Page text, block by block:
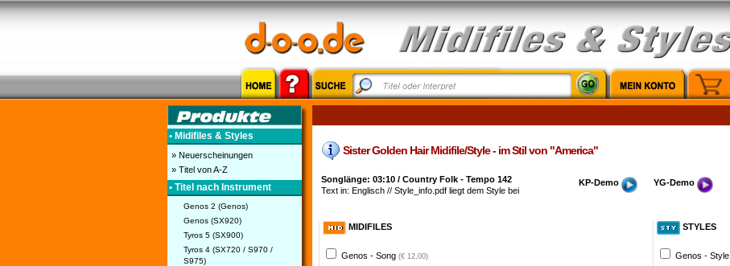
• Midifiles & Styles
» Neuerscheinungen
» Titel von A-Z
• Titel nach Instrument
Genos 2 (Genos)
Genos (SX920)
Tyros 5 (SX900)
Tyros 4 (SX720 / S970 /
S975)
Sister Golden Hair Midifile/Style - im Stil von "America"
Songlänge: 03:10 / Country Folk - Tempo 142
Text in: Englisch // Style_info.pdf liegt dem Style bei
KP-Demo YG-Demo
MIDIFILES
Genos - Song (€ 12,00)
STYLES
Genos - Style